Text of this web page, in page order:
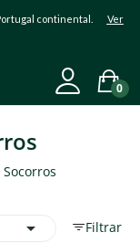
Portugal continental. Ver
0
Filtrar
